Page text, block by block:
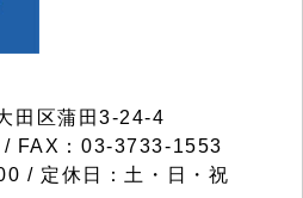
田区蒲田3-24-4
FAX：03-3733-1553
/ 定休日：土・日・祝